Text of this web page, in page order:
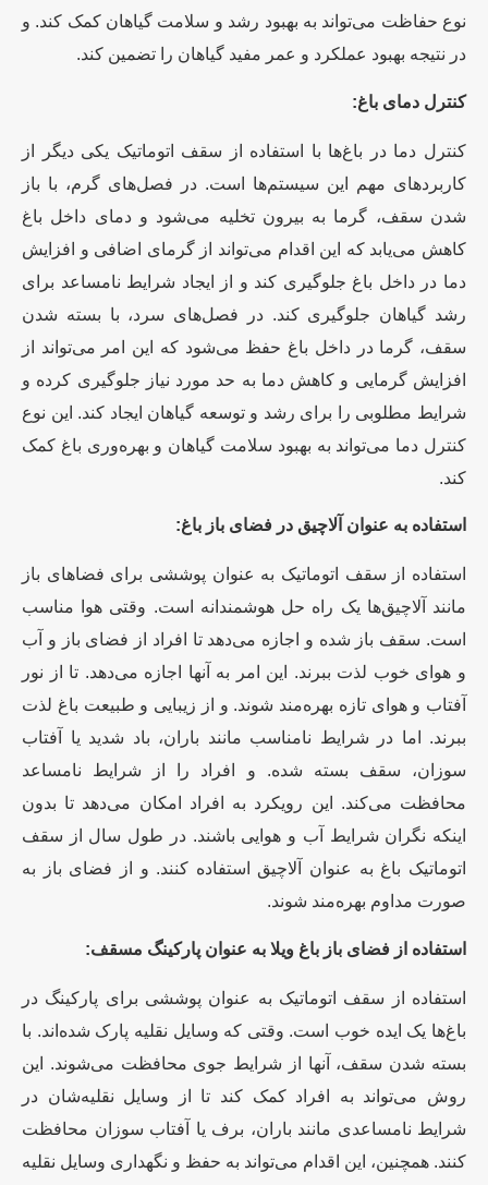
نوع حفاظت می‌تواند به بهبود رشد و سلامت گیاهان کمک کند. و
در نتیجه بهبود عملکرد و عمر مفید گیاهان را تضمین کند.
کنترل دمای باغ:
کنترل دما در باغ‌ها با استفاده از سقف اتوماتیک یکی دیگر از
کاربردهای مهم این سیستم‌ها است. در فصل‌های گرم، با باز
شدن سقف، گرما به بیرون تخلیه می‌شود و دمای داخل باغ
کاهش می‌یابد که این اقدام می‌تواند از گرمای اضافی و افزایش
دما در داخل باغ جلوگیری کند و از ایجاد شرایط نامساعد برای
رشد گیاهان جلوگیری کند. در فصل‌های سرد، با بسته شدن
سقف، گرما در داخل باغ حفظ می‌شود که این امر می‌تواند از
افزایش گرمایی و کاهش دما به حد مورد نیاز جلوگیری کرده و
شرایط مطلوبی را برای رشد و توسعه گیاهان ایجاد کند. این نوع
کنترل دما می‌تواند به بهبود سلامت گیاهان و بهره‌وری باغ کمک
کند.
استفاده به عنوان آلاچیق در فضای باز باغ:
استفاده از سقف اتوماتیک به عنوان پوششی برای فضاهای باز
مانند آلاچیق‌ها یک راه حل هوشمندانه است. وقتی هوا مناسب
است. سقف باز شده و اجازه می‌دهد تا افراد از فضای باز و آب
و هوای خوب لذت ببرند. این امر به آنها اجازه می‌دهد. تا از نور
آفتاب و هوای تازه بهره‌مند شوند. و از زیبایی و طبیعت باغ لذت
ببرند. اما در شرایط نامناسب مانند باران، باد شدید یا آفتاب
سوزان، سقف بسته شده. و افراد را از شرایط نامساعد
محافظت می‌کند. این رویکرد به افراد امکان می‌دهد تا بدون
اینکه نگران شرایط آب و هوایی باشند. در طول سال از سقف
اتوماتیک باغ به عنوان آلاچیق استفاده کنند. و از فضای باز به
صورت مداوم بهره‌مند شوند.
استفاده از فضای باز باغ ویلا به عنوان پارکینگ مسقف:
استفاده از سقف اتوماتیک به عنوان پوششی برای پارکینگ‌ در
باغ‌ها یک ایده خوب است. وقتی که وسایل نقلیه پارک شده‌اند. با
بسته شدن سقف، آنها از شرایط جوی محافظت می‌شوند. این
روش می‌تواند به افراد کمک کند تا از وسایل نقلیه‌شان در
شرایط نامساعدی مانند باران، برف یا آفتاب سوزان محافظت
کنند. همچنین، این اقدام می‌تواند به حفظ و نگهداری وسایل نقلیه